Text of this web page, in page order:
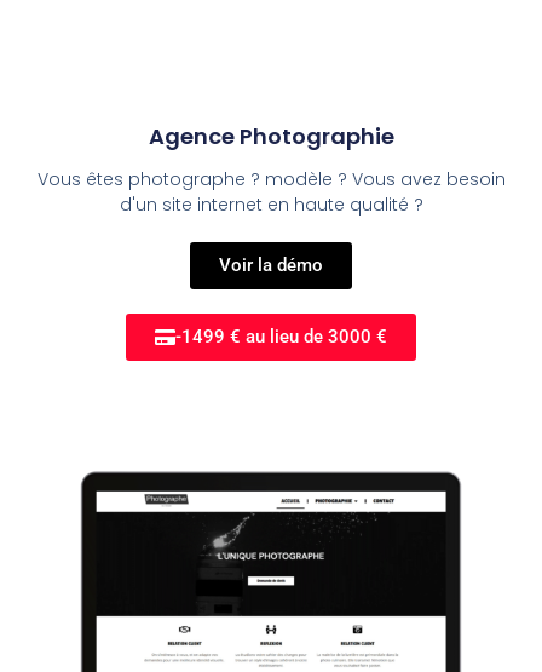
Agence Photographie
Vous êtes photographe ? modèle ? Vous avez besoin
d'un site internet en haute qualité ?
Voir la démo
-1499 € au lieu de 3000 €